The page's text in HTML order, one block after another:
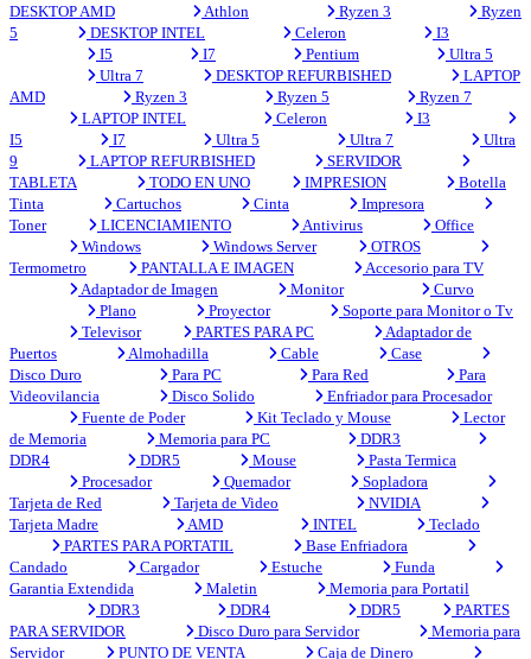
DESKTOP AMD
Athlon Ryzen 3
Ryzen
5
DESKTOP INTEL Celeron
I3
I5
I7 Pentium
Ultra 5
Ultra 7
DESKTOP REFURBISHED
LAPTOP
AMD
Ryzen 3 Ryzen 5
Ryzen 7
LAPTOP INTEL
Celeron
I3
I5
I7 Ultra 5 Ultra 7
Ultra
9
LAPTOP REFURBISHED
SERVIDOR
TABLETA
TODO EN UNO IMPRESION
Botella
Tinta
Cartuchos Cinta
Impresora
Toner
LICENCIAMIENTO Antivirus
Office
Windows
Windows Server
OTROS
Termometro
PANTALLA E IMAGEN
Accesorio para TV
Adaptador de Imagen
Monitor
Curvo
Plano
Proyector
Soporte para Monitor o Tv
Televisor
PARTES PARA PC
Adaptador de
Puertos
Almohadilla Cable
Case
Disco Duro
Para PC Para Red
Para
Videovilancia
Disco Solido
Enfriador para Procesador
Fuente de Poder
Kit Teclado y Mouse
Lector
de Memoria
Memoria para PC
DDR3
DDR4
DDR5 Mouse
Pasta Termica
Procesador
Quemador
Sopladora
Tarjeta de Red
Tarjeta de Video
NVIDIA
Tarjeta Madre
AMD INTEL
Teclado
PARTES PARA PORTATIL
Base Enfriadora
Candado
Cargador Estuche
Funda
Garantia Extendida
Maletin
Memoria para Portatil
DDR3
DDR4 DDR5
PARTES
PARA SERVIDOR
Disco Duro para Servidor
Memoria para
Servidor
PUNTO DE VENTA Caja de Dinero